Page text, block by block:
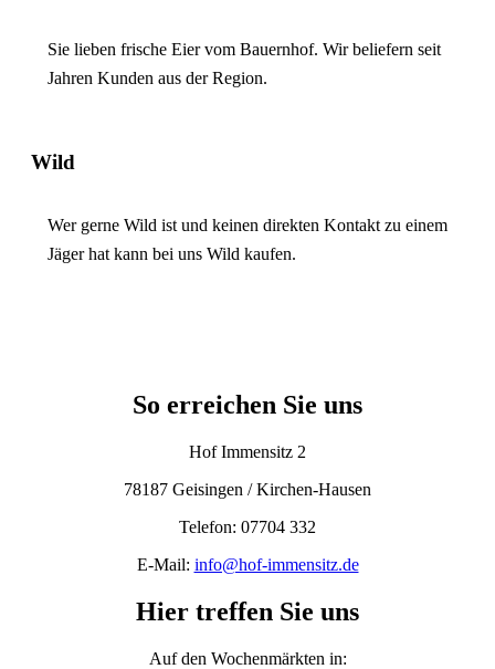
Sie lieben frische Eier vom Bauernhof. Wir beliefern seit
Jahren Kunden aus der Region.
Wild
Wer gerne Wild ist und keinen direkten Kontakt zu einem
Jäger hat kann bei uns Wild kaufen.
So erreichen Sie uns
Hof Immensitz 2
78187 Geisingen / Kirchen-Hausen
Telefon: 07704 332
E-Mail: info@hof-immensitz.de
Hier treffen Sie uns
Auf den Wochenmärkten in: